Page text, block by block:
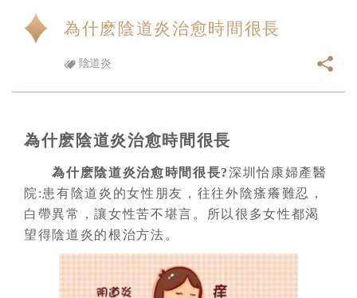
為什麽陰道炎治愈時間很長
陰道炎
為什麽陰道炎治愈時間很長
為什麽陰道炎治愈時間很長?深圳怡康婦產醫
院:患有陰道炎的女性朋友，往往外陰瘙癢難忍，
白帶異常，讓女性苦不堪言。所以很多女性都渴
望得陰道炎的根治方法。